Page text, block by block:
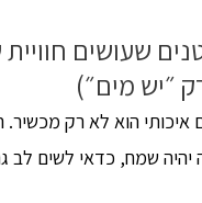
שעושים
״יש מים״)
איכותי הוא לא רק
יהיה שמח, כדאי לשים לב